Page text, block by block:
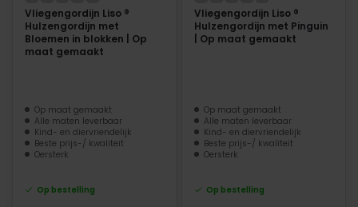
Vliegengordijn Liso ®
Hulzengordijn met
Bloemen in blokken | Op
maat gemaakt
Op maat gemaakt
Alle maten leverbaar
Kind- en diervriendelijk
Beste prijs-/ kwaliteit
Oersterk
Op bestelling
Vliegengordijn Liso ®
Hulzengordijn met Pinguin
| Op maat gemaakt
Op maat gemaakt
Alle maten leverbaar
Kind- en diervriendelijk
Beste prijs-/ kwaliteit
Oersterk
Op bestelling